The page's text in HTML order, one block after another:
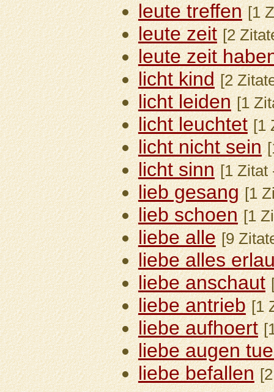
leute treffen [1
leute zeit [2
leute zeit
licht kind [2
licht leiden [1
licht leuchtet [1
licht nicht sein
licht sinn [1 Zitat
lieb gesang [1
lieb schoen [1
liebe alle [9
liebe alles
liebe anschaut
liebe antrieb [1
liebe aufhoert
liebe augen
liebe befallen